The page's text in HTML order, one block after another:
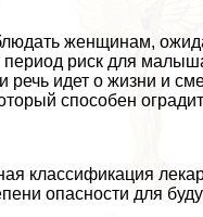
женщинам,
период риск для
речь идет о жизни и
способен
классификация
опасности для